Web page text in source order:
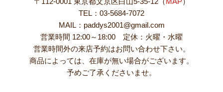
TEL：03-5684-7072
MAIL：paddys2001@gmail.com
営業時間 12:00～18:00 定休：火曜・水曜
営業時間外の来店予約はお問い合わせ下さい。
商品によっては、在庫が無い場合がございます。
予めご了承くださいませ。